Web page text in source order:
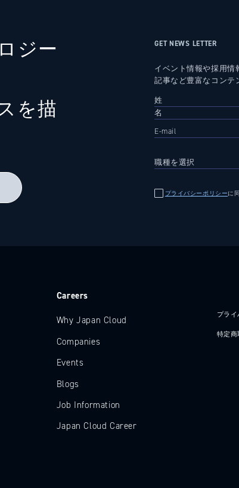
ジー
を描
GET NEWS LETTER
イベント情報や採用情
記事など豊富なコンテ
プライバシーポリシーに
Careers
Why Japan Cloud
Companies
Events
Blogs
Job Information
Japan Cloud Career
プラ
特定